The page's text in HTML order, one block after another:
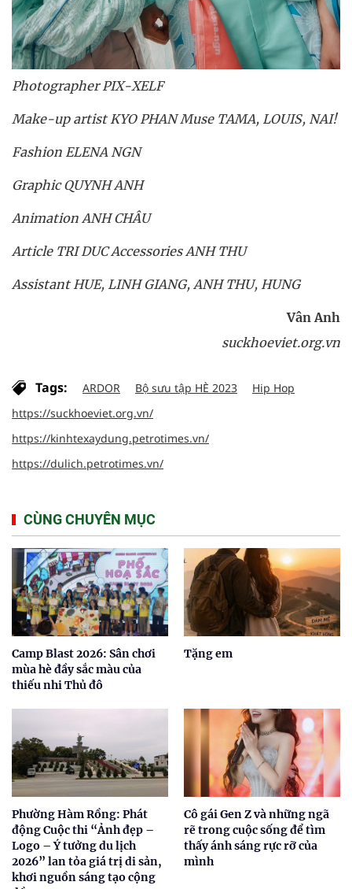
Photographer PIX-XELF
Make-up artist KYO PHAN Muse TAMA, LOUIS, NAI!
Fashion ELENA NGN
Graphic QUYNH ANH
Animation ANH CHÂU
Article TRI DUC Accessories ANH THU
Assistant HUE, LINH GIANG, ANH THU, HUNG
Vân Anh
suckhoeviet.org.vn
Tags: ARDOR Bộ sưu tập HÈ 2023
Hip Hop
https://suckhoeviet.org.vn/
https://kinhtexaydung.petrotimes.vn/
https://dulich.petrotimes.vn/
CÙNG CHUYÊN MỤC
Camp Blast 2026: Sân chơi
mùa hè đầy sắc màu của
thiếu nhi Thủ đô
Tặng em
Phường Hàm Rồng: Phát
động Cuộc thi “Ảnh đẹp –
Logo – Ý tưởng du lịch
2026” lan tỏa giá trị di sản,
khơi nguồn sáng tạo cộng
Cô gái Gen Z và những ngã
rẽ trong cuộc sống để tìm
thấy ánh sáng rực rỡ của
mình